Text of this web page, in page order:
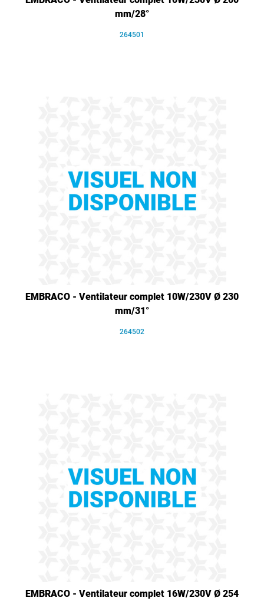
mm/28°
264501
EMBRACO - Ventilateur complet 10W/230V Ø 230
mm/31°
264502
EMBRACO - Ventilateur complet 16W/230V Ø 254